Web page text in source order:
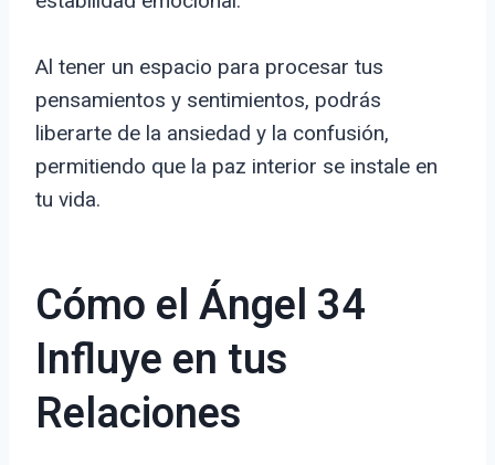
Al tener un espacio para procesar tus
pensamientos y sentimientos, podrás
liberarte de la ansiedad y la confusión,
permitiendo que la paz interior se instale en
tu vida.
Cómo el Ángel 34
Influye en tus
Relaciones